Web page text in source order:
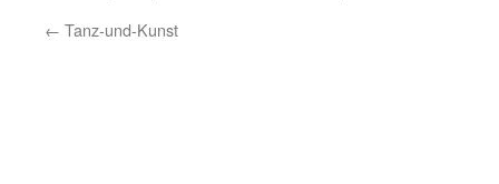
← Tanz-und-Kunst